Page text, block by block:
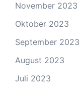
November 2023
Oktober 2023
September 2023
August 2023
Juli 2023